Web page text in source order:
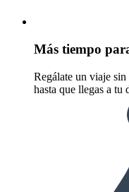
Más tiempo
Regálate un viaje sin
hasta que llegas a tu